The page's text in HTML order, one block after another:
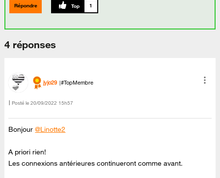
Répondre 1
4 réponses
jyjo29 #TopMembre
Posté le ‎20/09/2022 15h57
Bonjour@Linotte2
A priori rien!
Les connexions antérieures continueront comme avant.